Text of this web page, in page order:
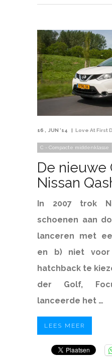
16 JUN '14 Love At First
C - Compacte middenklasse
De nieuwe
Nissan
In 2007 trok
schoenen aan
lanceren met
en b) niet voor
hatchback te
der Golf,
lanceerde het …
LEES MEER